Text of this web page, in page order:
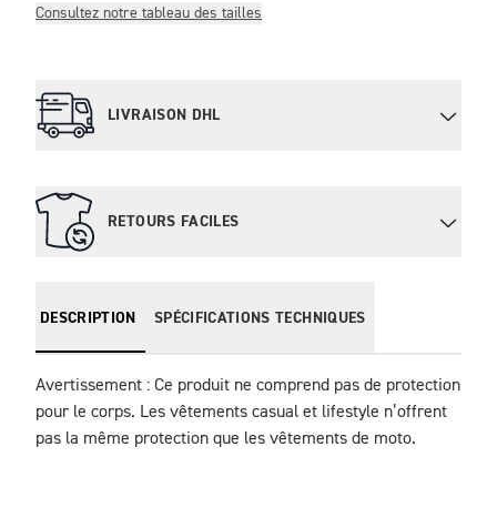
Consultez notre tableau des tailles
LIVRAISON DHL
RETOURS FACILES
DESCRIPTION SPÉCIFICATIONS TECHNIQUES
Avertissement : Ce produit ne comprend pas de protection
pour le corps. Les vêtements casual et lifestyle n’offrent
pas la même protection que les vêtements de moto.